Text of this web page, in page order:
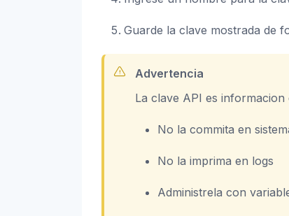
Guarde la clave mostrada de
Advertencia
La clave API es
No la commita en
No la imprima en logs
Administrela con